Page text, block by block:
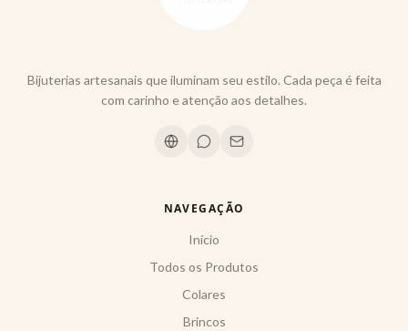
Bijuterias artesanais que iluminam seu estilo. Cada peça é feita
com carinho e atenção aos detalhes.
NAVEGAÇÃO
Início
Todos os Produtos
Colares
Brincos